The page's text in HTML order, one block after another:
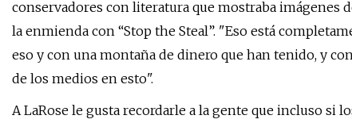
conservadores con literatura que mostraba imágenes
la enmienda con “Stop the Steal”. "Eso está
eso y con una montaña de dinero que han tenido, y
de los medios en esto".
A LaRose le gusta recordarle a la gente que incluso si